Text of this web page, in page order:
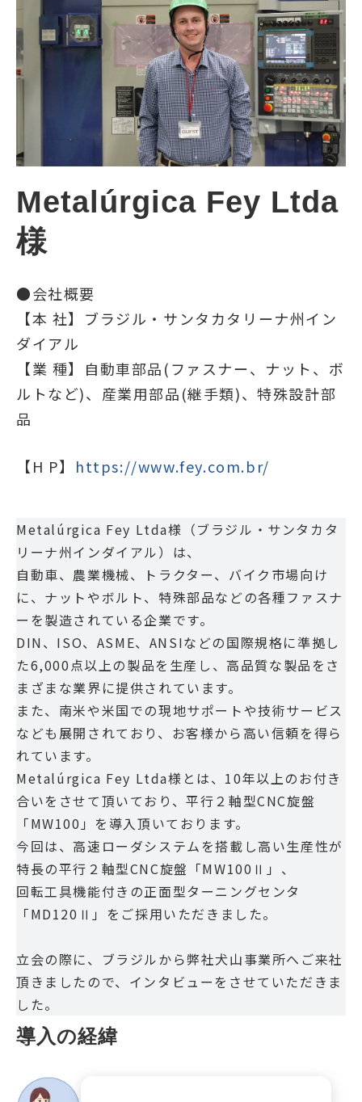
Metalúrgica Fey Ltda
様
●会社概要
【本 社】 ブラジル・サンタカタリーナ州イン
ダイアル
【業 種】
自動車部品(ファスナー、ナット、ボ
ルトなど)、産業用部品(継手類)、特殊設計部
品
【H P】 https://www.fey.com.br/
Metalúrgica Fey Ltda様（ブラジル・サンタカタ
リーナ州インダイアル）は、
自動車、農業機械、トラクター、バイク市場向け
に、ナットやボルト、特殊部品などの各種ファスナ
ーを製造されている企業です。
DIN、ISO、ASME、ANSIなどの国際規格に準拠し
た6,000点以上の製品を生産し、高品質な製品をさ
まざまな業界に提供されています。
また、南米や米国での現地サポートや技術サービス
なども展開されており、お客様から高い信頼を得ら
れています。
Metalúrgica Fey Ltda様とは、10年以上のお付き
合いをさせて頂いており、平行２軸型CNC旋盤
「MW100」を導入頂いております。
今回は、高速ローダシステムを搭載し高い生産性が
特長の平行２軸型CNC旋盤「MW100Ⅱ」、
回転工具機能付きの正面型ターニングセンタ
「MD120Ⅱ」をご採用いただきました。
立会の際に、ブラジルから弊社犬山事業所へご来社
頂きましたので、インタビューをさせていただきま
した。
導入の経緯